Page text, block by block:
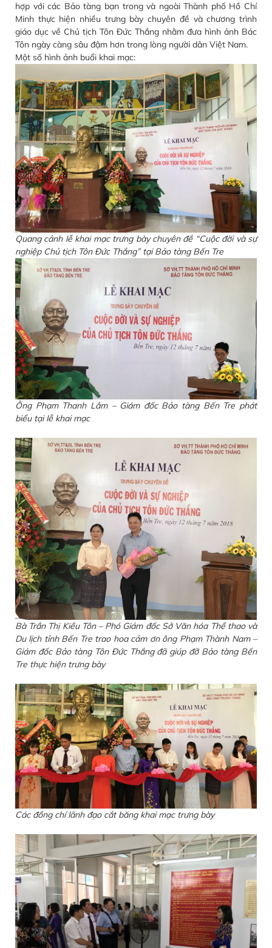
hợp với các Bảo tàng bạn trong và ngoài Thành phố Hồ Chí
Minh thực hiện nhiều trưng bày chuyên đề và chương trình
giáo dục về Chủ tịch Tôn Đức Thắng nhằm đưa hình ảnh Bác
Tôn ngày càng sâu đậm hơn trong lòng người dân Việt Nam.
Một số hình ảnh buổi khai mạc:
Quang cảnh lễ khai mạc trưng bày chuyên đề “Cuộc đời và sự
nghiệp Chủ tịch Tôn Đức Thắng” tại Bảo tàng Bến Tre
Ông Phạm Thanh Lâm – Giám đốc Bảo tàng Bến Tre phát
biểu tại lễ khai mạc
Bà Trần Thị Kiều Tôn – Phó Giám đốc Sở Văn hóa Thể thao và
Du lịch tỉnh Bến Tre trao hoa cảm ơn ông Phạm Thành Nam –
Giám đốc Bảo tàng Tôn Đức Thắng đã giúp đỡ Bảo tàng Bến
Tre thực hiện trưng bày
Các đồng chí lãnh đạo cắt băng khai mạc trưng bày